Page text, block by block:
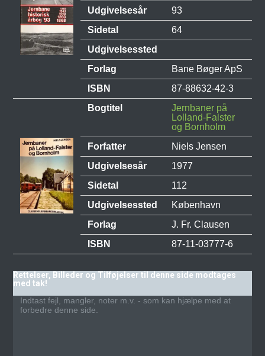
Udgivelsesår
93
Sidetal
64
Udgivelsessted
Forlag
Bane Bøger ApS
ISBN
87-88632-42-3
Bogtitel
Jernbaner på
Lolland-Falster
og Bornholm
Forfatter
Niels Jensen
Udgivelsesår
1977
Sidetal
112
Udgivelsessted
København
Forlag
J. Fr. Clausen
ISBN
87-11-03777-6
Rettelser, Billeder og Tilføjelser til denne side modtages
med tak!